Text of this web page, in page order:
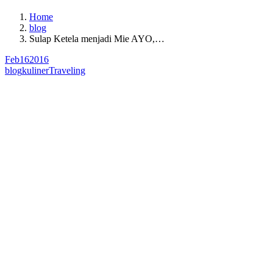
Home
blog
Sulap Ketela menjadi Mie AYO,…
Feb162016
blogkulinerTraveling